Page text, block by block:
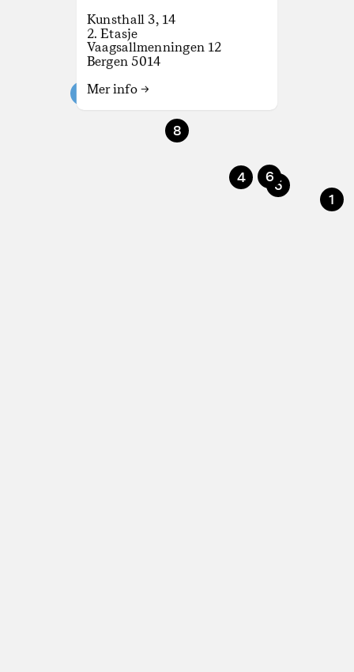
8
4 5
6
1
Kunsthall 3, 14
2. Etasje
Vaagsallmenningen 12
Bergen 5014
Mer info →